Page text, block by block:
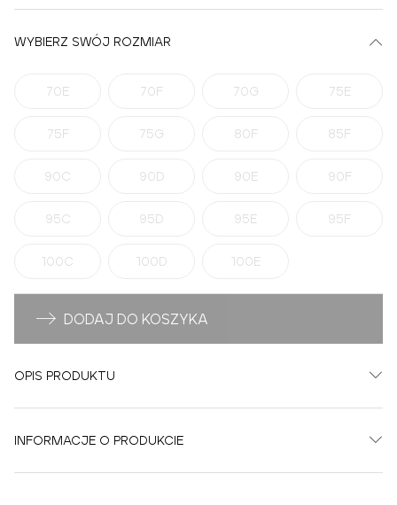
WYBIERZ SWÓJ ROZMIAR
70E 70F 70G 75E
75F 75G 80F 85F
90C 90D 90E 90F
95C 95D 95E 95F
100C 100D 100E
DODAJ DO KOSZYKA
OPIS PRODUKTU
INFORMACJE O PRODUKCIE